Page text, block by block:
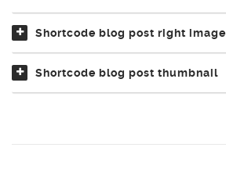
Shortcode blog post right image
Shortcode blog post thumbnail